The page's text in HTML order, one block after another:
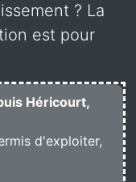
? La
est pour
Héricourt,
d'exploiter,